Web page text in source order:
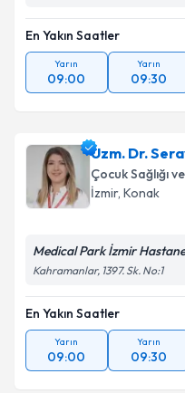
En Yakın Saatler
Yarın
09:00
Yarın
09:30
Uzm. Dr.
Çocuk Sağlığı
İzmir, Konak
Medical Park İzmir
Kahramanlar, 1397. Sk. No:1
En Yakın Saatler
Yarın
09:00
Yarın
09:30